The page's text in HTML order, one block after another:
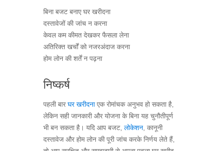
बिना बजट बनाए घर खरीदना
दस्तावेजों की जांच न करना
केवल कम कीमत देखकर फैसला लेना
अतिरिक्त खर्चों को नजरअंदाज करना
होम लोन की शर्तें न पढ़ना
निष्कर्ष
पहली बार घर खरीदनाएक रोमांचक अनुभव हो सकता है,
लेकिन सही जानकारी और योजना के बिना यह चुनौतीपूर्ण
भी बन सकता है। यदि आप बजट, लोकेशन , कानूनी
दस्तावेज और होम लोन की पूरी जांच करके निर्णय लेते हैं,